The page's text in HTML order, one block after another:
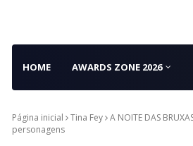
HOME AWARDS ZONE 2026
Página inicial Tina Fey A NOITE DAS
personagens